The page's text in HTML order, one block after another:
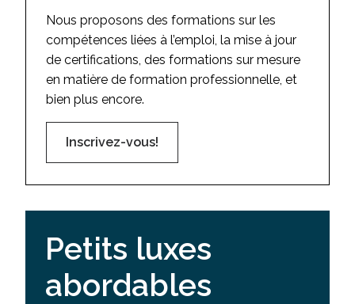
Nous proposons des formations sur les
compétences liées à l’emploi, la mise à jour
de certifications, des formations sur mesure
en matière de formation professionnelle, et
bien plus encore.
Inscrivez-vous!
Petits luxes
abordables